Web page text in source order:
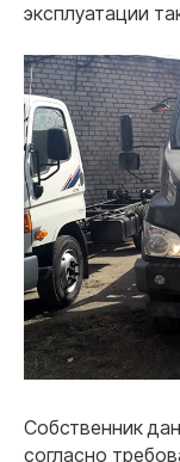
эксплуатации
Собственник
согласно